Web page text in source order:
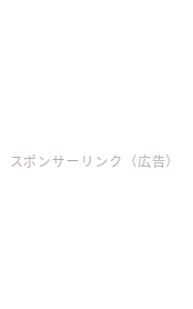
スポンサーリンク（広告）